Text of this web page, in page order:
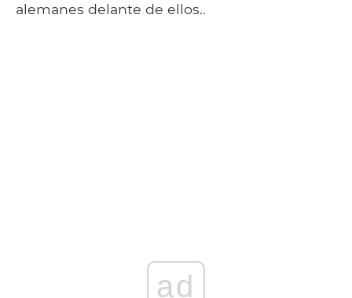
alemanes delante de ellos..
ad